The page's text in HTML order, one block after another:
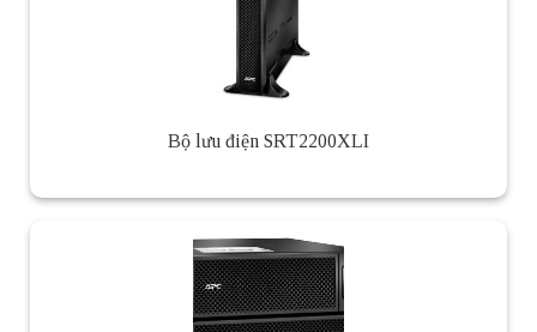
Bộ lưu điện SRT2200XLI